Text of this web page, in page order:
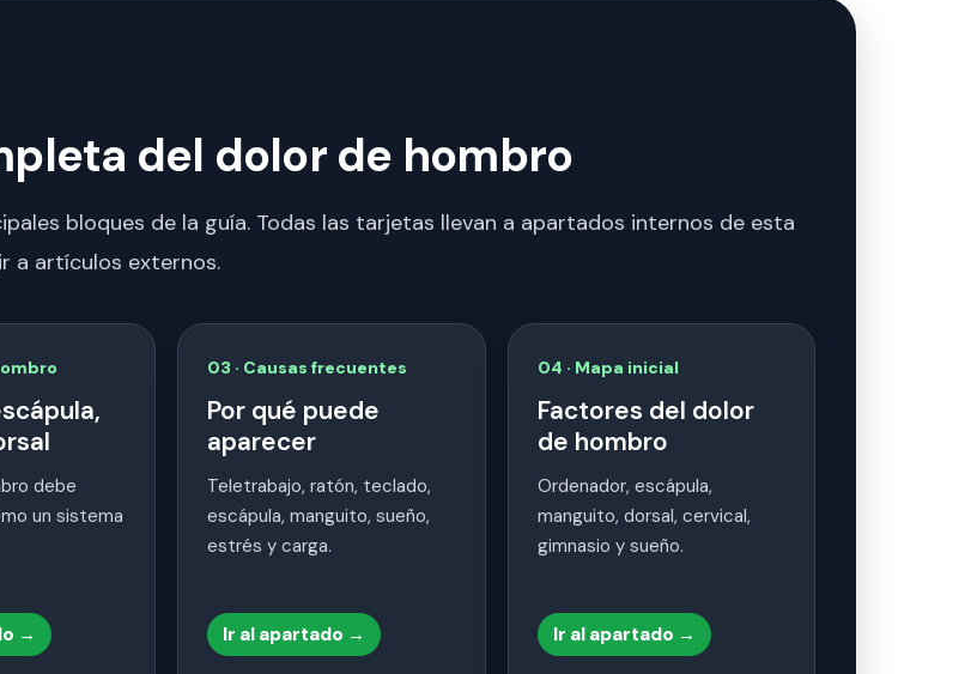
del dolor de hombro
bloques de la guía. Todas las tarjetas llevan a apartados internos de esta
a artículos externos.
debe
un sistema
→
03 · Causas frecuentes
Por qué puede
aparecer
Teletrabajo, ratón, teclado,
escápula, manguito, sueño,
estrés y carga.
Ir al apartado →
04 · Mapa inicial
Factores del dolor
de hombro
Ordenador, escápula,
manguito, dorsal, cervical,
gimnasio y sueño.
Ir al apartado →